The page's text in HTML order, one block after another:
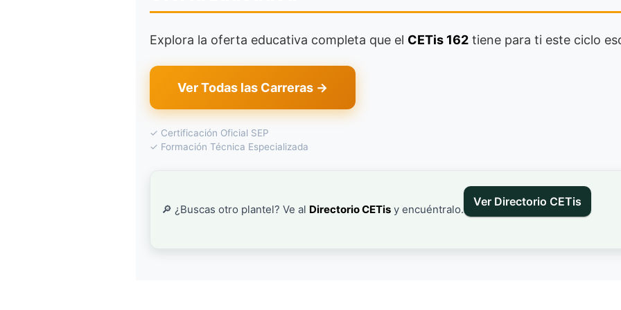
Explora la oferta educativa completa que el CETis 162 tiene para ti este ciclo
Ver Todas las Carreras →
✓ Certificación Oficial SEP
✓ Formación Técnica Especializada
🔎 ¿Buscas otro plantel? Ve al Directorio CETis y encuéntralo.
Ver Directorio CETis